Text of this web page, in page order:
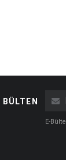
BÜLTEN
E-